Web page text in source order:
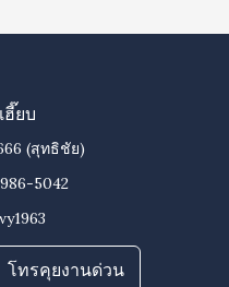
ฮี๊ยบ
(สุทธิชัย)
5042
โทรคุยงานด่วน